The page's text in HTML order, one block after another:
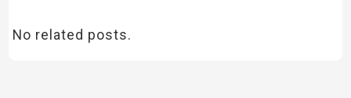
No related posts.